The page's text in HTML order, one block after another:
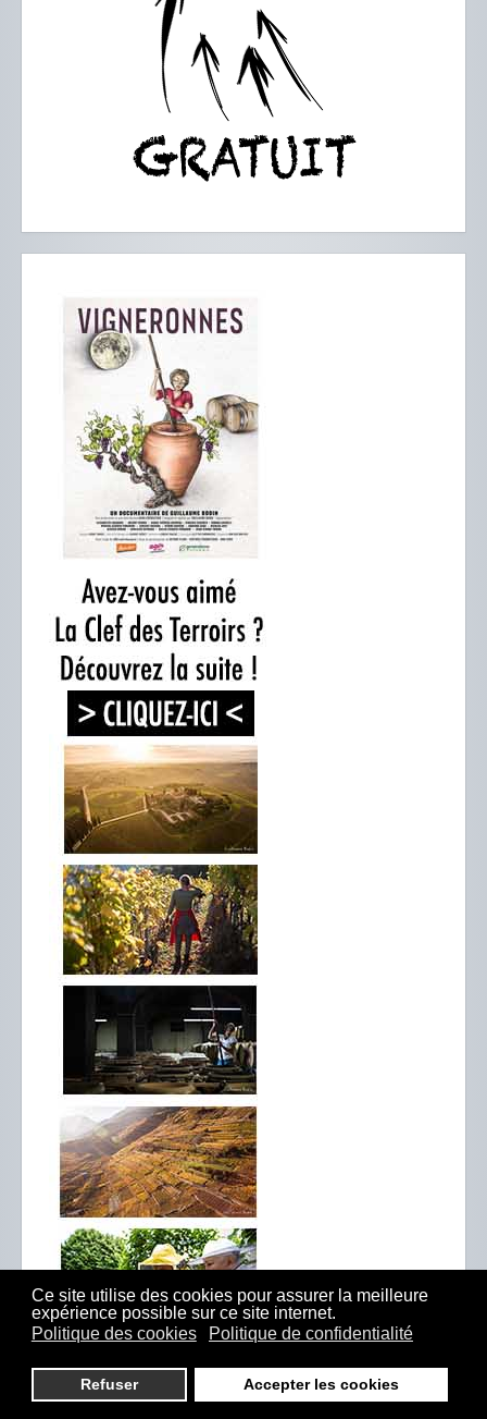
Ce site utilise des cookies pour assurer la meilleure
expérience possible sur ce site internet.
Politique des cookies
Politique de confidentialité
Refuser Accepter les cookies